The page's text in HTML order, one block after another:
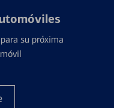
su próxima